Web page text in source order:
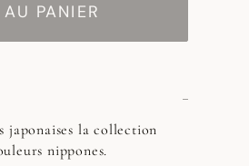
PANIER
la collection
nippones.